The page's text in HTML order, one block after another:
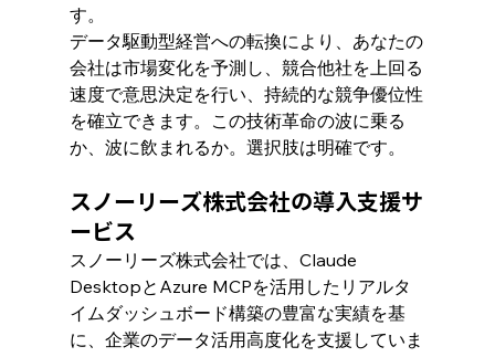
す。
データ駆動型経営への転換により、あなたの
会社は市場変化を予測し、競合他社を上回る
速度で意思決定を行い、持続的な競争優位性
を確立できます。この技術革命の波に乗る
か、波に飲まれるか。選択肢は明確です。
スノーリーズ株式会社の導入支援サ
ービス
スノーリーズ株式会社では、Claude
DesktopとAzure MCPを活用したリアルタ
イムダッシュボード構築の豊富な実績を基
に、企業のデータ活用高度化を支援していま